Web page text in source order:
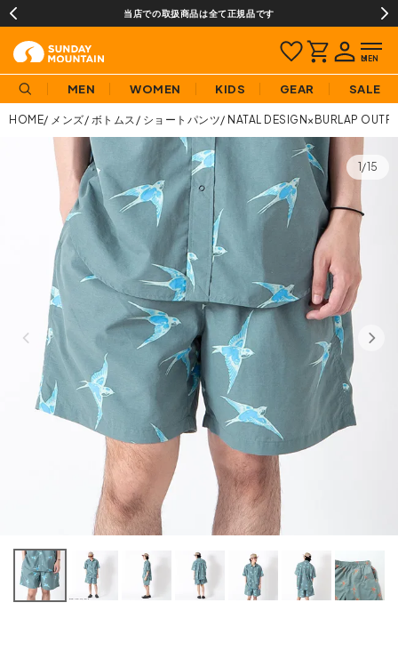
当店での取扱商品は全て正規品です
MEN WOMEN KIDS GEAR SALE
HOME メンズ ボトムス ショートパンツ NATAL DESIGN×BURLAP
1/15